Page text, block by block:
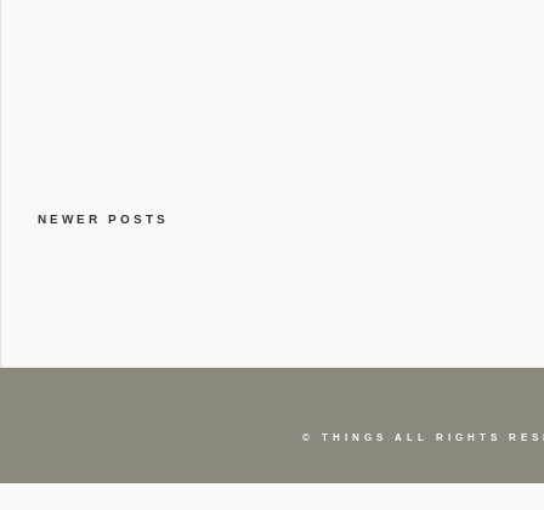
NEWER POSTS
© THINGS ALL RIGHTS